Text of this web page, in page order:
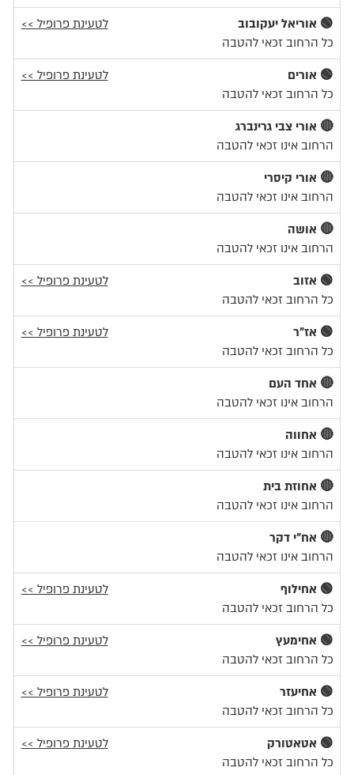
🟢 אוריאל יעקובוב
לטעינת פרופיל >>
כל הרחוב זכאי להטבה
🟢 אורים
לטעינת פרופיל >>
כל הרחוב זכאי להטבה
🔴 אורי צבי גרינברג
הרחוב אינו זכאי להטבה
🔴 אורי קיסרי
הרחוב אינו זכאי להטבה
🔴 אושה
הרחוב אינו זכאי להטבה
🟢 אזוב
לטעינת פרופיל >>
כל הרחוב זכאי להטבה
🟢 אז"ר
לטעינת פרופיל >>
כל הרחוב זכאי להטבה
🔴 אחד העם
הרחוב אינו זכאי להטבה
🔴 אחווה
הרחוב אינו זכאי להטבה
🔴 אחוזת בית
הרחוב אינו זכאי להטבה
🔴 אח"י דקר
הרחוב אינו זכאי להטבה
🟢 אחילוף
לטעינת פרופיל >>
כל הרחוב זכאי להטבה
🟢 אחימעץ
לטעינת פרופיל >>
כל הרחוב זכאי להטבה
🟢 אחיעזר
לטעינת פרופיל >>
כל הרחוב זכאי להטבה
🟢 אטאטורק
לטעינת פרופיל >>
כל הרחוב זכאי להטבה